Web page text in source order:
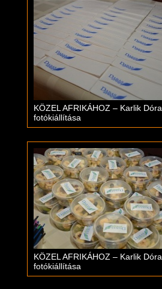
KÖZEL AFRIKÁHOZ – Karlik Dóra
fotókiállítása
KÖZEL AFRIKÁHOZ – Karlik Dóra
fotókiállítása